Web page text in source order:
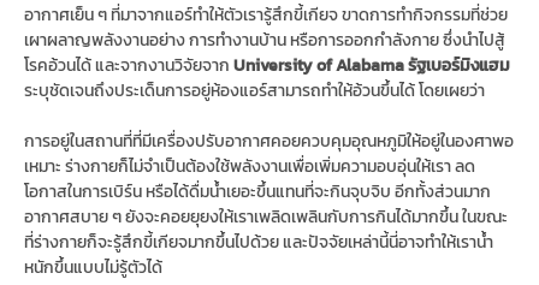
อากาศเย็น ๆ ที่มาจากแอร์ทำให้ตัวเรารู้สึกขี้เกียจ ขาดการทำกิจกรรมที่ช่วย
เผาผลาญพลังงานอย่าง การทำงานบ้าน หรือการออกกำลังกาย ซึ่งนำไปสู้
โรคอ้วนได้ และจากงานวิจัยจาก University of Alabama รัฐเบอร์มิงแฮม
ระบุชัดเจนถึงประเด็นการอยู่ห้องแอร์สามารถทำให้อ้วนขึ้นได้ โดยเผยว่า
การอยู่ในสถานที่ที่มีเครื่องปรับอากาศคอยควบคุมอุณหภูมิให้อยู่ในองศาพอ
เหมาะ ร่างกายก็ไม่จำเป็นต้องใช้พลังงานเพื่อเพิ่มความอบอุ่นให้เรา ลด
โอกาสในการเบิร์น หรือได้ดื่มน้ำเยอะขึ้นแทนที่จะกินจุบจิบ อีกทั้งส่วนมาก
อากาศสบาย ๆ ยังจะคอยยุยงให้เราเพลิดเพลินกับการกินได้มากขึ้น ในขณะ
ที่ร่างกายก็จะรู้สึกขี้เกียจมากขึ้นไปด้วย และปัจจัยเหล่านี้นี่อาจทำให้เราน้ำ
หนักขึ้นแบบไม่รู้ตัวได้